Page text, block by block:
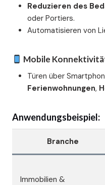
Reduzieren des
oder Portiers.
Automatisieren von
Mobile
Türen über
Ferienwohnungen,
Anwendungsbeispiel:
Branche
Immobilien &